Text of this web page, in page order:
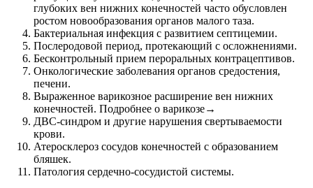
глубоких вен нижних конечностей часто обусловлен
ростом новообразования органов малого таза.
Бактериальная инфекция с развитием септицемии.
Послеродовой период, протекающий с осложнениями.
Бесконтрольный прием пероральных контрацептивов.
Онкологические заболевания органов средостения,
печени.
Выраженное варикозное расширение вен нижних
конечностей. Подробнее о варикозе→
ДВС-синдром и другие нарушения свертываемости
крови.
Атеросклероз сосудов конечностей с образованием
бляшек.
Патология сердечно-сосудистой системы.